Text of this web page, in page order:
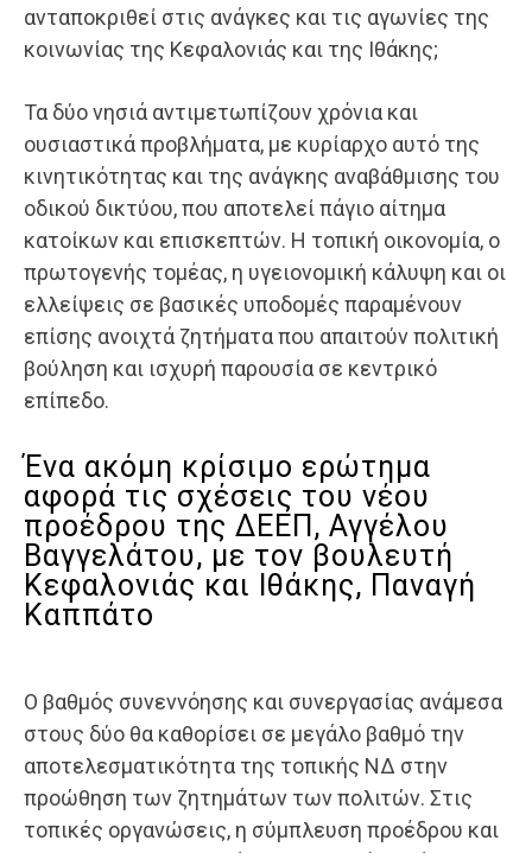
ανταποκριθεί στις ανάγκες και τις αγωνίες της
κοινωνίας της Κεφαλονιάς και της Ιθάκης;
Τα δύο νησιά αντιμετωπίζουν χρόνια και
ουσιαστικά προβλήματα, με κυρίαρχο αυτό της
κινητικότητας και της ανάγκης αναβάθμισης του
οδικού δικτύου, που αποτελεί πάγιο αίτημα
κατοίκων και επισκεπτών. Η τοπική οικονομία, ο
πρωτογενής τομέας, η υγειονομική κάλυψη και οι
ελλείψεις σε βασικές υποδομές παραμένουν
επίσης ανοιχτά ζητήματα που απαιτούν πολιτική
βούληση και ισχυρή παρουσία σε κεντρικό
επίπεδο.
Ένα ακόμη κρίσιμο ερώτημα
αφορά τις σχέσεις του νέου
προέδρου της ΔΕΕΠ, Αγγέλου
Βαγγελάτου, με τον βουλευτή
Κεφαλονιάς και Ιθάκης, Παναγή
Καππάτο
Ο βαθμός συνεννόησης και συνεργασίας ανάμεσα
στους δύο θα καθορίσει σε μεγάλο βαθμό την
αποτελεσματικότητα της τοπικής ΝΔ στην
προώθηση των ζητημάτων των πολιτών. Στις
τοπικές οργανώσεις, η σύμπλευση προέδρου και